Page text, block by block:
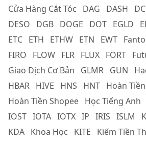
Cửa Hàng Cắt Tóc
DAG DASH
DESO
DGB DOGE DOT EGLD
ETC ETH ETHW ETN EWT
FIRO
FLOW FLR FLUX FORT
Giao Dịch Cơ Bản
GLMR GUN
HBAR HIVE HNS HNT Hoàn Tiền
Hoàn Tiền Shopee Học Tiếng Anh
IOST IOTA IOTX IP IRIS ISLM
KDA Khoa Học KITE Kiếm Tiền